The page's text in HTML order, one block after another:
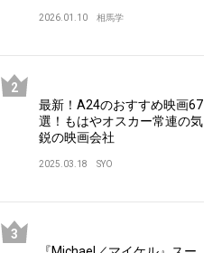
2026.01.10 相馬学
最新！A24のおすすめ映画67
選！もはやオスカー常連の気
鋭の映画会社
2025.03.18 SYO